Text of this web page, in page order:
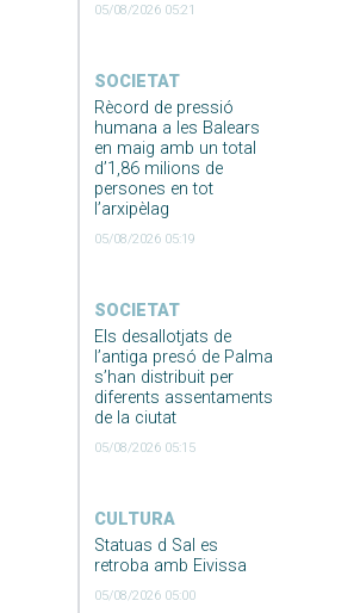
05/08/2026 05:21
SOCIETAT
Rècord de pressió
humana a les Balears
en maig amb un total
d’1,86 milions de
persones en tot
l’arxipèlag
05/08/2026 05:19
SOCIETAT
Els desallotjats de
l’antiga presó de Palma
s’han distribuit per
diferents assentaments
de la ciutat
05/08/2026 05:15
CULTURA
Statuas d Sal es
retroba amb Eivissa
05/08/2026 05:00